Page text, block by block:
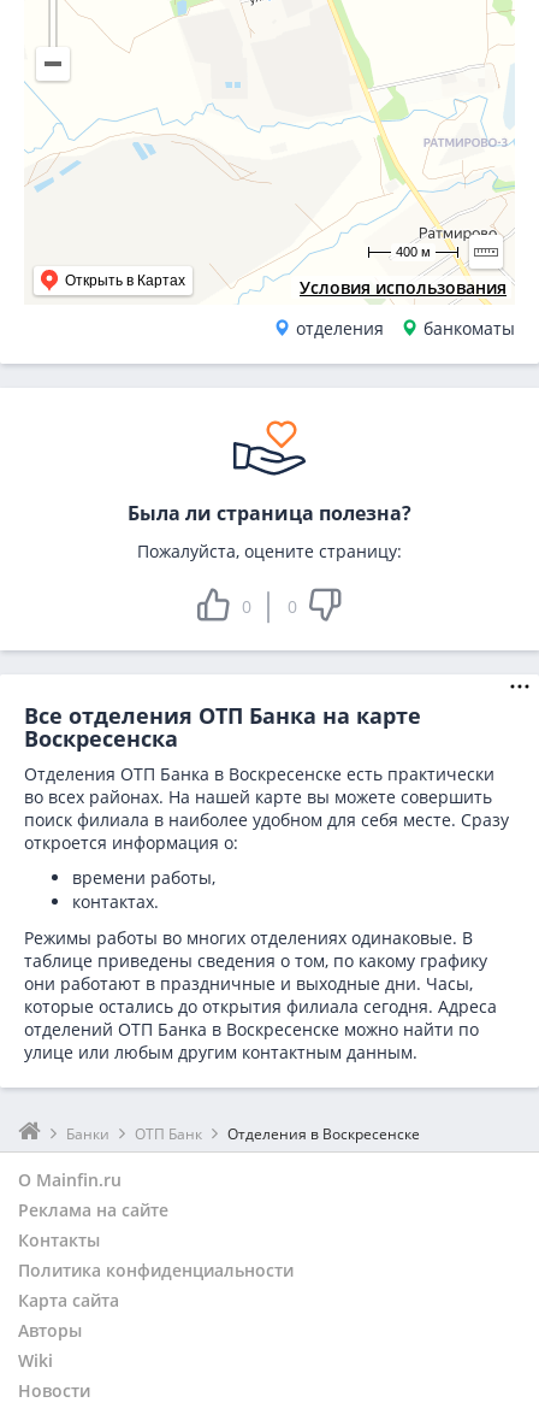
Условия использования
Открыть в Картах
400 м
отделения банкоматы
Была ли страница полезна?
Пожалуйста, оцените страницу:
0 0
Все отделения ОТП Банка на карте
Воскресенска
Отделения ОТП Банка в Воскресенске есть практически
во всех районах. На нашей карте вы можете совершить
поиск филиала в наиболее удобном для себя месте. Сразу
откроется информация о:
времени работы,
контактах.
Режимы работы во многих отделениях одинаковые. В
таблице приведены сведения о том, по какому графику
они работают в праздничные и выходные дни. Часы,
которые остались до открытия филиала сегодня. Адреса
отделений ОТП Банка в Воскресенске можно найти по
улице или любым другим контактным данным.
Банки ОТП Банк Отделения в Воскресенске
О Mainfin.ru
Реклама на сайте
Контакты
Политика конфиденциальности
Карта сайта
Авторы
Wiki
Новости